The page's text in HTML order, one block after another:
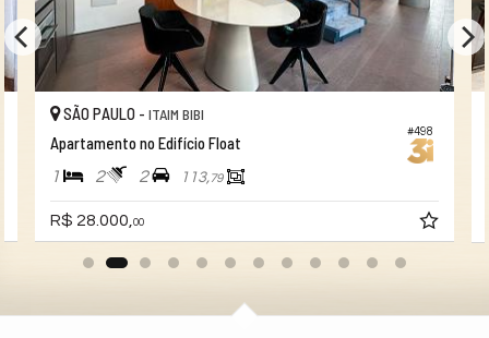
#498
SÃO PAULO - ITAIM BIBI
Apartamento no Edifício Float
1 2 2 113,79
R$ 28.000, 00